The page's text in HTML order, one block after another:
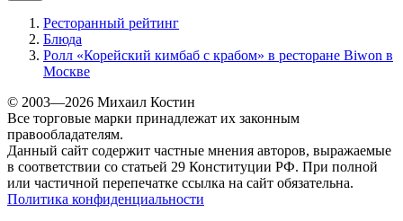
Ресторанный рейтинг
Блюда
Ролл «Корейский кимбаб с крабом» в ресторане Biwon в
Москве
© 2003—2026 Михаил Костин
Все торговые марки принадлежат их законным
правообладателям.
Данный сайт содержит частные мнения авторов, выражаемые
в соответствии со статьей 29 Конституции РФ. При полной
или частичной перепечатке ссылка на сайт обязательна.
Политика конфиденциальности